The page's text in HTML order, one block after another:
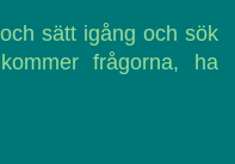
sätt igång och sök
frågorna, ha